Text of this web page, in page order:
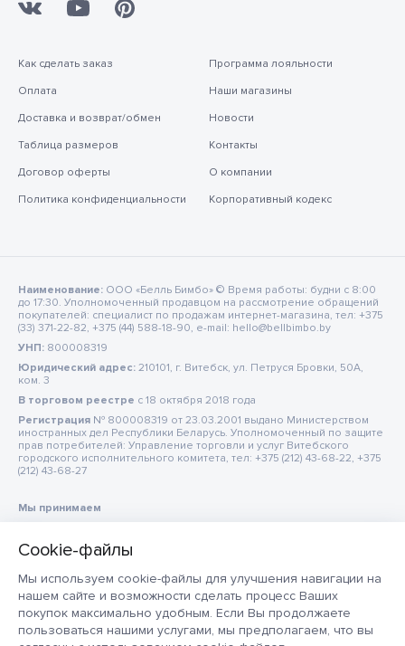
Мы используем cookie-файлы для улучшения навигации на
нашем сайте и возможности сделать процесс Ваших
покупок максимально удобным. Если Вы продолжаете
пользоваться нашими услугами, мы предполагаем, что вы
Как сделать заказ
Оплата
Доставка и возврат/обмен
Таблица размеров
Договор оферты
Политика конфиденциальности
Программа лояльности
Наши магазины
Новости
Контакты
О компании
Корпоративный кодекс
Наименование: ООО «Белль Бимбо» © Время работы: будни с 8:00
до 17:30. Уполномоченный продавцом на рассмотрение обращений
покупателей: специалист по продажам интернет-магазина, тел: +375
(33) 371-22-82, +375 (44) 588-18-90, e-mail: hello@bellbimbo.by
УНП: 800008319
Юридический адрес: 210101, г. Витебск, ул. Петруся Бровки, 50А,
ком. 3
В торговом реестре c 18 октября 2018 года
Регистрация № 800008319 от 23.03.2001 выдано Министерством
иностранных дел Республики Беларусь. Уполномоченный по защите
прав потребителей: Управление торговли и услуг Витебского
городского исполнительного комитета, тел: +375 (212) 43-68-22, +375
(212) 43-68-27
Мы принимаем